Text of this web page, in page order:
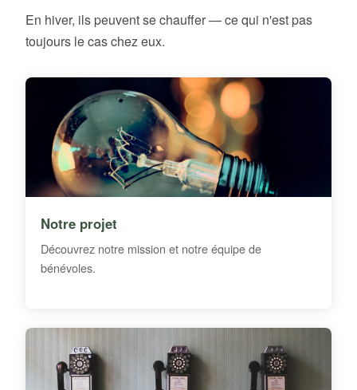
En hiver, ils peuvent se chauffer — ce qui n'est pas
toujours le cas chez eux.
Notre projet
Découvrez notre mission et notre équipe de
bénévoles.